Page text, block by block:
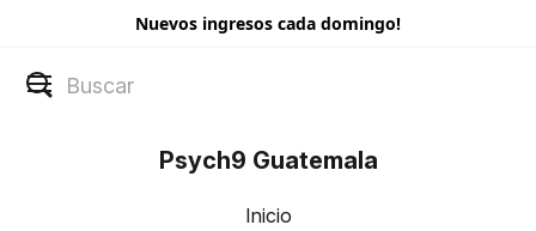
Nuevos ingresos cada domingo!
Psych9 Guatemala
Inicio